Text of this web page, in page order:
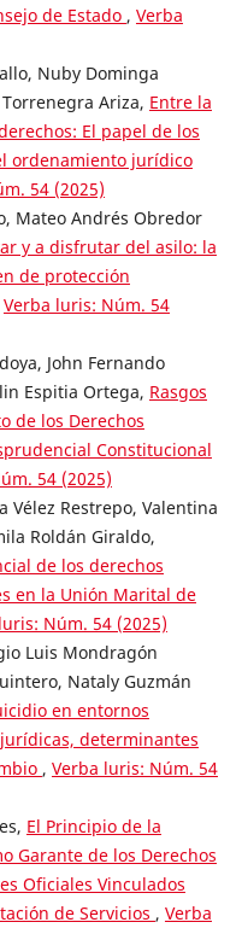
de Estado , Verba
Nuby Dominga
Ariza, Entre la
El papel de los
ordenamiento jurídico
54 (2025)
Mateo Andrés Obredor
y a disfrutar del asilo: la
de protección
Verba luris: Núm. 54
John Fernando
Espitia Ortega, Rasgos
de los Derechos
Constitucional
54 (2025)
Vélez Restrepo, Valentina
Roldán Giraldo,
de los derechos
en la Unión Marital de
Núm. 54 (2025)
Luis Mondragón
Nataly Guzmán
en entornos
determinantes
, Verba luris: Núm. 54
El Principio de la
Garante de los Derechos
Oficiales Vinculados
de Servicios , Verba